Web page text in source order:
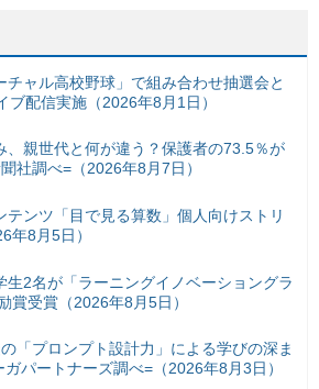
チャル高校野球」で組み合わせ抽選会と
ブ配信実施（2026年8月1日）
、親世代と何が違う？保護者の73.5％が
社調べ=（2026年8月7日）
テンツ「目で見る算数」個人向けストリ
年8月5日）
生2名が「ラーニングイノベーショングラ
賞受賞（2026年8月5日）
「プロンプト設計力」による学びの深ま
パートナーズ調べ=（2026年8月3日）